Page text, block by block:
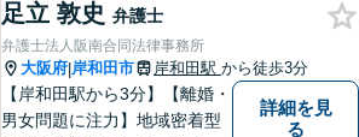
す。お困りごとがあれば、お
気軽にご相談ください。
足立 敦史 弁護士
弁護士法人阪南合同法律事務所
大阪府|岸和田市 岸和田駅 から徒歩3分
【岸和田駅から3分】【離婚・
男女問題に注力】地域密着型
詳細を見
る